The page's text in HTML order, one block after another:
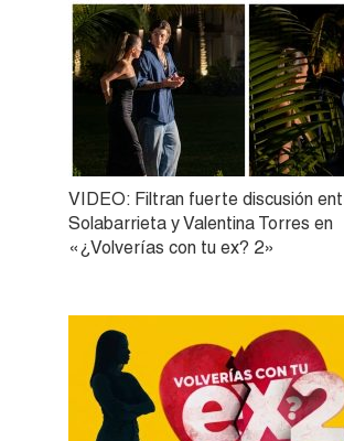
VIDEO: Filtran fuerte discusión
Solabarrieta y Valentina Torres en
«¿Volverías con tu ex? 2»